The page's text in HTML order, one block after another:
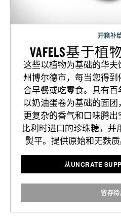
开箱补
VAFELS基于
这些以植物为基础的华
州博尔德市，每当您得
合早餐或吃零食。具有
以奶油蛋卷为基础的面
更复杂的香气和口味腾
比利时进口的珍珠糖，并
熨平。提供原始和无麸质
从UNCRATE
留存待